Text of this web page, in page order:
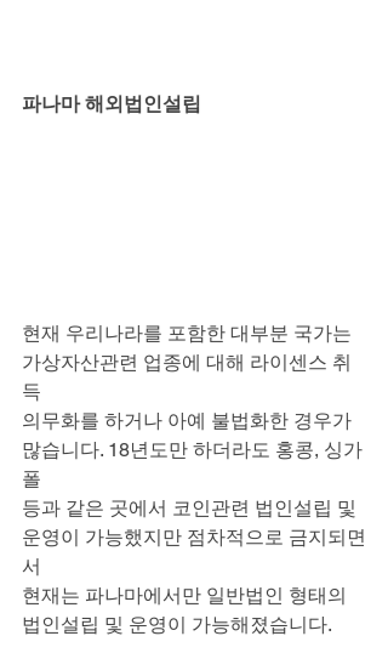
파나마 해외법인설립
현재 우리나라를 포함한 대부분 국가는
가상자산관련 업종에 대해 라이센스 취
득
의무화를 하거나 아예 불법화한 경우가
많습니다. 18년도만 하더라도 홍콩, 싱가
폴
등과 같은 곳에서 코인관련 법인설립 및
운영이 가능했지만 점차적으로 금지되면
서
현재는 파나마에서만 일반법인 형태의
법인설립 및 운영이 가능해졌습니다.